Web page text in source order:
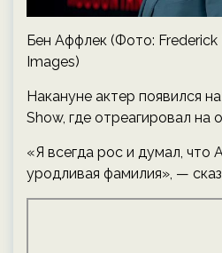
Бен Аффлек (Фото:
Images)
Накануне актер появился
Show, где отреагировал на
«Я всегда рос и думал, что
уродливая фамилия», —